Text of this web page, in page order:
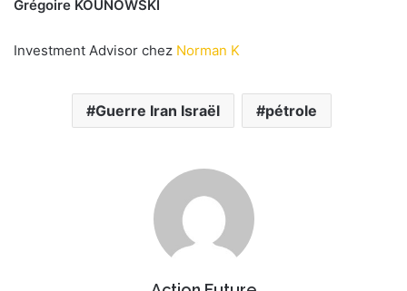
Grégoire KOUNOWSKI
Investment Advisor chez Norman K
Guerre Iran Israël pétrole